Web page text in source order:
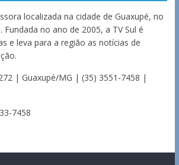
localizada na cidade de Guaxupé, no
Fundada no ano de 2005, a TV Sul é
e leva para a região as notícias de
| Guaxupé/MG | (35) 3551-7458 |
7458